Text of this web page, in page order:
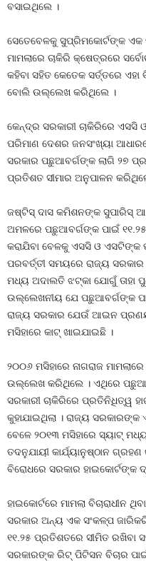
ବସାଇଥିଲେ ।
ସେତେବେଳକୁ ସୁପ୍ରିମକୋର୍ଟଙ୍କ ଏକ
ମାମଲାରେ ଚାକିରି କ୍ଷେତ୍ରରେ
କହିବା ସହିତ କେତେକ ସର୍ତ୍ତରେ
ବୋଲି ଉଲ୍ଲେଖ କରିଥିଲେ ।
କେନ୍ଦ୍ର ସରକାରୀ ଚାକିରିରେ ଏସସି
ପରିମାଣ ଦେଶର ଜନସଂଖ୍ୟା
ସରକାର ପଛୁଆବର୍ଗଙ୍କ ଲାଗି ୨୭
ପ୍ରତିଶତ ସୀମାର ଅନୁପାଳନ
ଜଷ୍ଟିସ୍‍ ଦାସ କମିଶନଙ୍କ ସୁପାରିସ୍‍
ଅମଳରେ ପଛୁଆବର୍ଗଙ୍କ ପାଇଁ
କରାଯିବା ବେଳକୁ ଏସସି ଓ ଏସଟିଙ୍କ
ପରବର୍ତ୍ତୀ ସମୟରେ ରାଜ୍ୟ
ମଧ୍ୟ ଅଦାଲତି ଝଟ୍‍କା ଯୋଗୁଁ ତାହା
ଉଲ୍ଲେଖନୀୟ ଯେ ପଛୁଆବର୍ଗଙ୍କ
ରାଜ୍ୟ ସରକାର ଯେଉଁ ଆଇନ
ମସିହାରେ କାଟ୍‍ ଖାଇଯାଇଛି ।
୨୦୦୬ ମସିହାରେ ନାଗରାଜ
ଉଲ୍ଲେଖ କରିଥିଲେ । ଏଥିରେ
ସରକାରୀ ଚାକିରିରେ ପ୍ରତିନିଧିତ୍ୱ
କୁହାଯାଇଥିଲା । ରାଜ୍ୟ
ବେଳେ ୨୦୧୩ ମସିହାରେ ସ୍ୟାଟ୍‍
ତଦନୁଯାୟୀ କାର୍ଯ୍ୟାନୁଷ୍ଠାନ
ବିରୋଧରେ ସରକାର ହାଇକୋର୍ଟଙ୍କ
ହାଇକୋର୍ଟରେ ମାମଲା ବିଚାରାଧୀନ
ସରକାର ଅନ୍ୟ ଏକ ସଂକଳ୍ପ
୧୧.୨୫ ପ୍ରତିଶତରେ ସୀମିତ ରଖିବା
ସରକାରଙ୍କ ରିଟ୍‍ ପିଟିସନ ବିଚାର